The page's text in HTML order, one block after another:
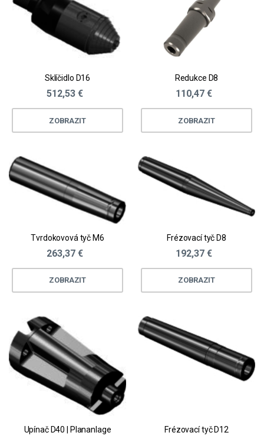
Sklíčidlo D16
512,53 €
ZOBRAZIT
Redukce D8
110,47 €
ZOBRAZIT
Tvrdokovová tyč M6
263,37 €
ZOBRAZIT
Frézovací tyč D8
192,37 €
ZOBRAZIT
Upínač D40 | Plananlage Frézovací tyč D12